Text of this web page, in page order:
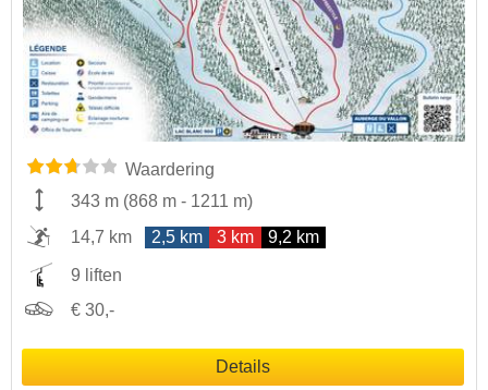
Waardering
343 m (868 m - 1211 m)
14,7 km
2,5 km 3 km 9,2 km
9 liften
€ 30,-
Details